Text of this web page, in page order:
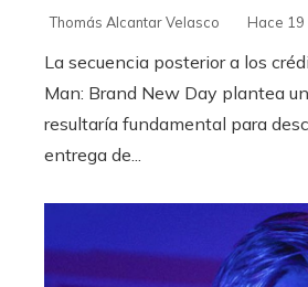
Thomás Alcantar Velasco Hace 19
La secuencia posterior a los
Man: Brand New Day plantea
resultaría fundamental para
entrega de...